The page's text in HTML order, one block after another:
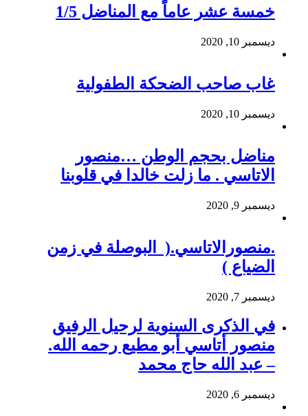
خمسة عشر عاماً مع المناضل 1/5
ديسمبر 10, 2020
غاب صاحب الضحكة الطفولية
ديسمبر 10, 2020
مناضل بحجم الوطن …منصور
الاتاسي . ما زلت خالدا في قلوبنا
ديسمبر 9, 2020
.منصورالاتاسي.( البوصلة في زمن
الضياع )
ديسمبر 7, 2020
في الذكرى السنوية لرحيل الرفيق
منصور أتاسي أبو مطيع رحمه الله.
– عبد الله حاج محمد
ديسمبر 6, 2020